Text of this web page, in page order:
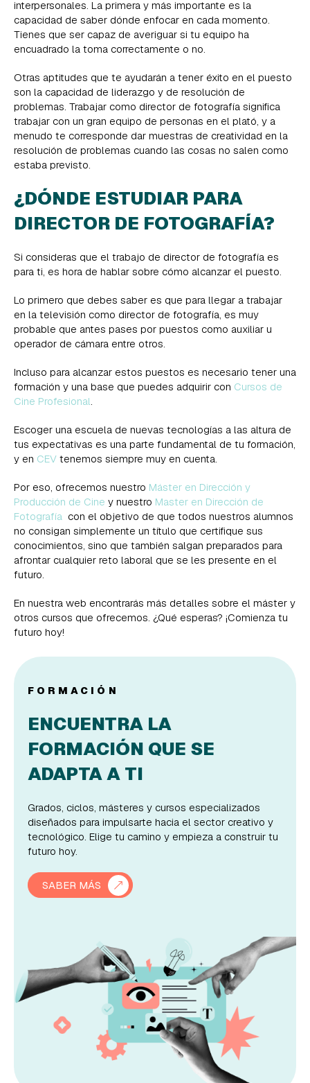
interpersonales. La primera y más importante es la
capacidad de saber dónde enfocar en cada momento.
Tienes que ser capaz de averiguar si tu equipo ha
encuadrado la toma correctamente o no.
Otras aptitudes que te ayudarán a tener éxito en el puesto
son la capacidad de liderazgo y de resolución de
problemas. Trabajar como director de fotografía significa
trabajar con un gran equipo de personas en el plató, y a
menudo te corresponde dar muestras de creatividad en la
resolución de problemas cuando las cosas no salen como
estaba previsto.
¿DÓNDE ESTUDIAR PARA
DIRECTOR DE FOTOGRAFÍA?
Si consideras que el trabajo de director de fotografía es
para ti, es hora de hablar sobre cómo alcanzar el puesto.
Lo primero que debes saber es que para llegar a trabajar
en la televisión como director de fotografía, es muy
probable que antes pases por puestos como auxiliar u
operador de cámara entre otros.
Incluso para alcanzar estos puestos es necesario tener una
formación y una base que puedes adquirir con Cursos de
Cine Profesional.
Escoger una escuela de nuevas tecnologías a las altura de
tus expectativas es una parte fundamental de tu formación,
y en CEV tenemos siempre muy en cuenta.
Por eso, ofrecemos nuestro Máster en Dirección y
Producción de Cine y nuestro Master en Dirección de
Fotografía con el objetivo de que todos nuestros alumnos
no consigan simplemente un título que certifique sus
conocimientos, sino que también salgan preparados para
afrontar cualquier reto laboral que se les presente en el
futuro.
En nuestra web encontrarás más detalles sobre el máster y
otros cursos que ofrecemos. ¿Qué esperas? ¡Comienza tu
futuro hoy!
FORMACIÓN
ENCUENTRA LA
FORMACIÓN QUE SE
ADAPTA A TI
Grados, ciclos, másteres y cursos especializados
diseñados para impulsarte hacia el sector creativo y
tecnológico. Elige tu camino y empieza a construir tu
futuro hoy.
SABER MÁS